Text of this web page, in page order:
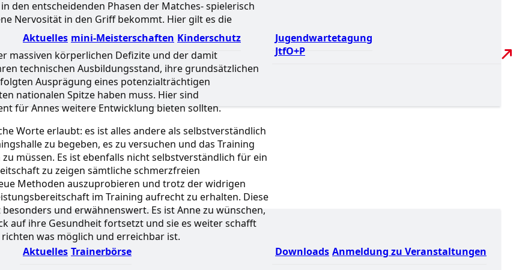
Aktuelles mini-Meisterschaften Kinderschutz
Jugendwartetagung
JtfO+P
Aktuelles Trainerbörse Downloads Anmeldung zu Veranstaltungen
den entscheidenden Phasen der Matches- spielerisch
Nervosität in den Griff bekommt. Hier gilt es die
massiven körperlichen Defizite und der damit
technischen Ausbildungsstand, ihre grundsätzlichen
Ausprägung eines potenzialträchtigen
nationalen Spitze haben muss. Hier sind
für Annes weitere Entwicklung bieten sollten.
Worte erlaubt: es ist alles andere als selbstverständlich
zu begeben, es zu versuchen und das Training
müssen. Es ist ebenfalls nicht selbstverständlich für ein
zu zeigen sämtliche schmerzfreien
Methoden auszuprobieren und trotz der widrigen
im Training aufrecht zu erhalten. Diese
und erwähnenswert. Es ist Anne zu wünschen,
auf ihre Gesundheit fortsetzt und sie es weiter schafft
was möglich und erreichbar ist.